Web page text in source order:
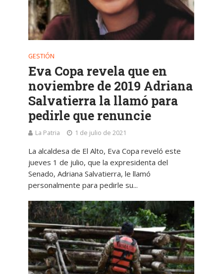
GESTIÓN
Eva Copa revela que en
noviembre de 2019 Adriana
Salvatierra la llamó para
pedirle que renuncie
La Patria 1 de julio de 2021
La alcaldesa de El Alto, Eva Copa reveló este
jueves 1 de julio, que la expresidenta del
Senado, Adriana Salvatierra, le llamó
personalmente para pedirle su...